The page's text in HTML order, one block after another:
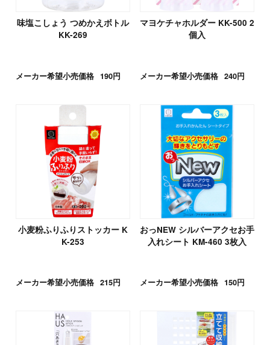
味塩こしょう つめかえボトル
KK-269
メーカー希望小売価格 190円
マヨケチャホルダー KK-500 2
個入
メーカー希望小売価格 240円
小麦粉ふりふりストッカー K
K-253
メーカー希望小売価格 215円
おっNEW シルバーアクセお手
入れシート KM-460 3枚入
メーカー希望小売価格 150円